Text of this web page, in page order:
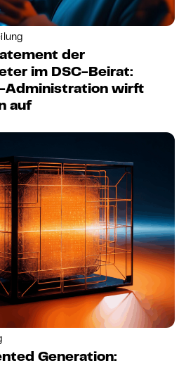
der
im DSC-Beirat:
Administration wirft
auf
Generation: